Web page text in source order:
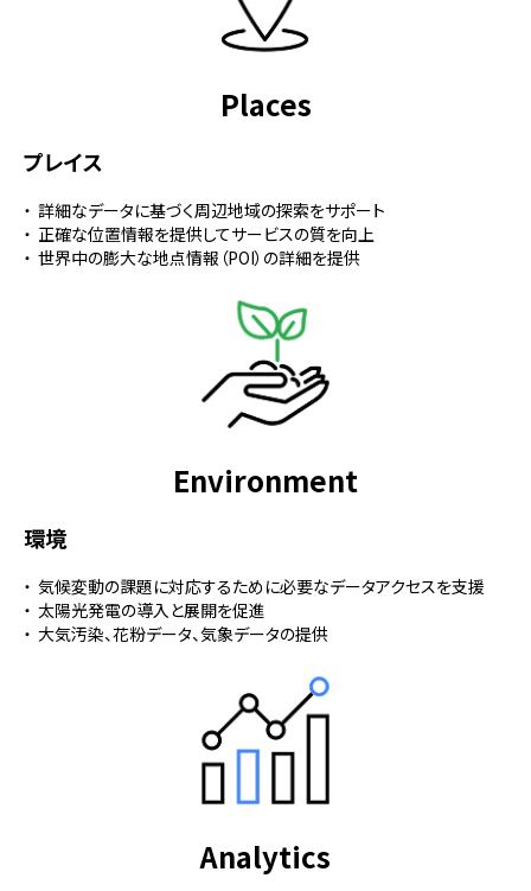
Places
プレイス
詳細なデータに基づく周辺地域の探索をサポート
正確な位置情報を提供してサービスの質を向上
世界中の膨大な地点情報（POI）の詳細を提供
Environment
環境
気候変動の課題に対応するために必要なデータアクセスを支援
太陽光発電の導入と展開を促進
大気汚染、花粉データ、気象データの提供
Analytics